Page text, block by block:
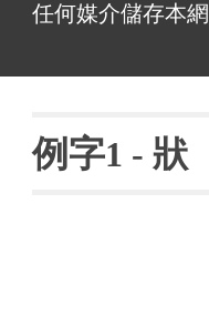
任何媒介儲存本
例字1 - 狀